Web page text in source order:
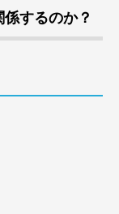
するのか？